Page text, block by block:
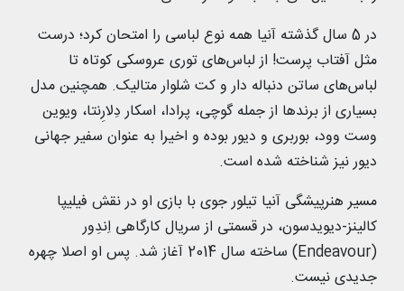
در 5 سال گذشته آنیا همه نوع لباسی را امتحان کرد؛ درست
مثل آفتاب پرست! از لباس‌های توری عروسکی کوتاه تا
لباس‌های ساتن دنباله دار و کت شلوار متالیک. همچنین مدل
بسیاری از برندها از جمله گوچی، پرادا، اسکار دِلارِنتا، ویوین
وست وود، بوربری و دیور بوده و اخیرا به عنوان سفیر جهانی
دیور نیز شناخته شده است.
مسیر هنرپیشگی آنیا تیلور جوی با بازی او در نقش فیلیپا
کالینز-دیویدسون، در قسمتی از سریال کارگاهی اِندِور
(Endeavour) ساخته سال 2014 آغاز شد. پس او اصلا چهره
جدیدی نیست.